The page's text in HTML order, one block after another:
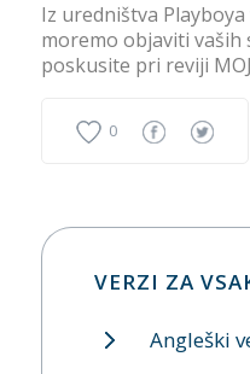
Iz uredništva
moremo objaviti vaših
poskusite pri reviji
0
VERZI ZA
Angleški